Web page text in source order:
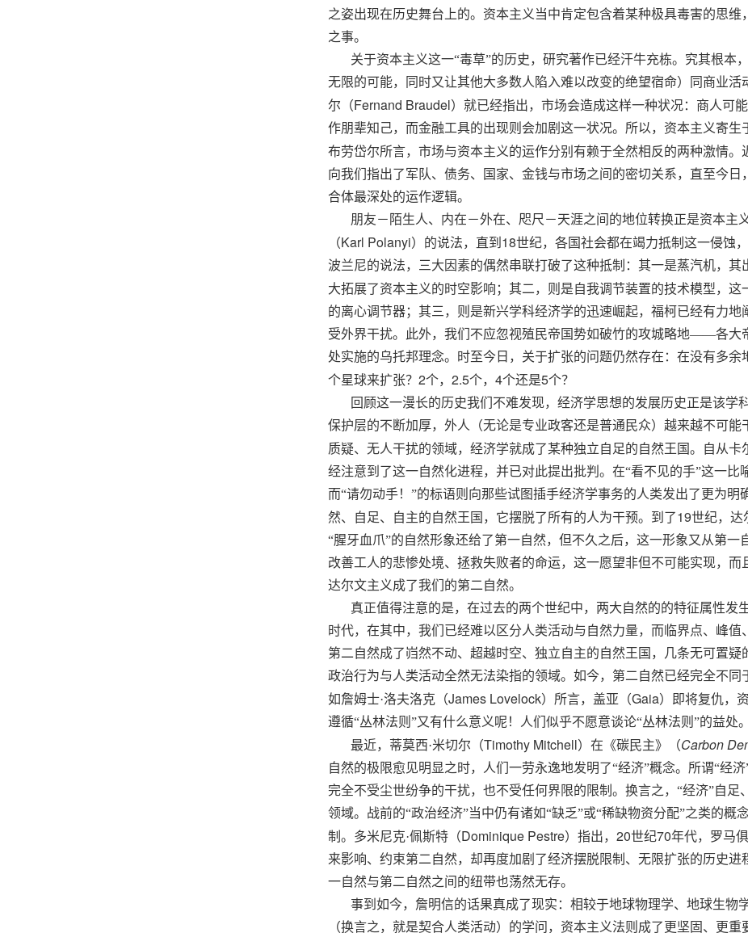
之姿出现在历史舞台上的。资本主义当中肯定包含着某种极具毒害的思
之事。
关于资本主义这一“毒草”的历史，研究著作已经汗牛充栋。究其根本
无限的可能，同时又让其他大多数人陷入难以改变的绝望宿命）同商业活
尔（Fernand Braudel）就已经指出，市场会造成这样一种状况：商人可
作朋辈知己，而金融工具的出现则会加剧这一状况。所以，资本主义寄生
布劳岱尔所言，市场与资本主义的运作分别有赖于全然相反的两种激情。
向我们指出了军队、债务、国家、金钱与市场之间的密切关系，直至今
合体最深处的运作逻辑。
朋友－陌生人、内在－外在、咫尺－天涯之间的地位转换正是资本主
（Karl Polanyi）的说法，直到 18世纪，各国社会都在竭力抵制这一侵蚀
波兰尼的说法，三大因素的偶然串联打破了这种抵制：其一是蒸汽机，
大拓展了资本主义的时空影响；其二，则是自我调节装置的技术模型，这
的离心调节器；其三，则是新兴学科经济学的迅速崛起，福柯已经有力
受外界干扰。此外，我们不应忽视殖民帝国势如破竹的攻城略地——各大
处实施的乌托邦理念。时至今日，关于扩张的问题仍然存在：在没有多
个星球来扩张？ 2个， 2.5个， 4个还是5个？
回顾这一漫长的历史我们不难发现，经济学思想的发展历史正是该学
保护层的不断加厚，外人（无论是专业政客还是普通民众）越来越不可
质疑、无人干扰的领域，经济学就成了某种独立自足的自然王国。自从卡
经注意到了这一自然化进程，并已对此提出批判。在“看不见的手”这一比
而“请勿动手！”的标语则向那些试图插手经济学事务的人类发出了更为明
然、自足、自主的自然王国，它摆脱了所有的人为干预。到了19世纪，达
“腥牙血爪”的自然形象还给了第一自然，但不久之后，这一形象又从第一
改善工人的悲惨处境、拯救失败者的命运，这一愿望非但不可能实现，
达尔文主义成了我们的第二自然。
真正值得注意的是，在过去的两个世纪中，两大自然的的特征属性发
时代，在其中，我们已经难以区分人类活动与自然力量，而临界点、峰值
第二自然成了岿然不动、超越时空、独立自主的自然王国，几条无可置
政治行为与人类活动全然无法染指的领域。如今，第二自然已经完全不
如詹姆士·洛夫洛克（James Lovelock）所言，盖亚（Gaia）即将复仇，
遵循“丛林法则”又有什么意义呢！人们似乎不愿意谈论“丛林法则”的益处。
最近，蒂莫西·米切尔（Timothy Mitchell）在《碳民主》（Carbon
自然的极限愈见明显之时，人们一劳永逸地发明了“经济”概念。所谓“经
完全不受尘世纷争的干扰，也不受任何界限的限制。换言之，“经济”自
领域。战前的“政治经济”当中仍有诸如“缺乏”或“稀缺物资分配”之类的概
制。多米尼克·佩斯特（Dominique Pestre）指出， 20世纪70年代，罗马
来影响、约束第二自然，却再度加剧了经济摆脱限制、无限扩张的历史
一自然与第二自然之间的纽带也荡然无存。
事到如今，詹明信的话果真成了现实：相较于地球物理学、地球生物
（换言之，就是契合人类活动）的学问，资本主义法则成了更坚固、更